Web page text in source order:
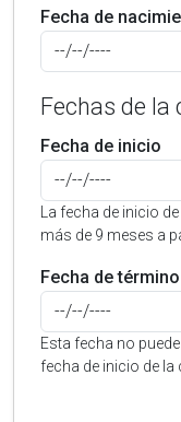
Fecha de
Fechas de la
Fecha de inicio
La fecha de inicio
más de 9 meses a
Fecha de término
Esta fecha no
fecha de inicio de la